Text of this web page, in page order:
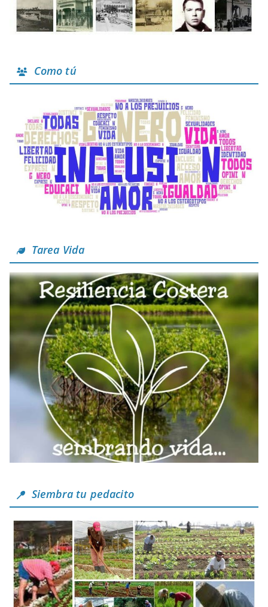
Como tú
Tarea Vida
Siembra tu pedacito